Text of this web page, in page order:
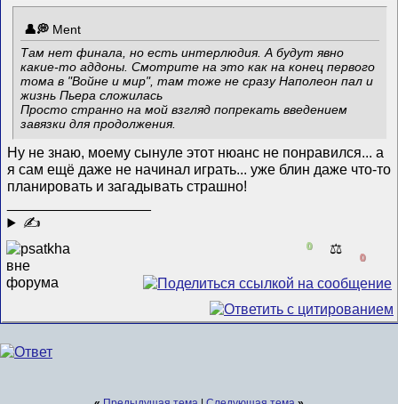
Ment
Там нет финала, но есть интерлюдия. А будут явно
какие-то аддоны. Смотрите на это как на конец первого
тома в "Войне и мир", там тоже не сразу Наполеон пал и
жизнь Пьера сложилась
Просто странно на мой взгляд попрекать введением
завязки для продолжения.
Ну не знаю, моему сынуле этот нюанс не понравился... а
я сам ещё даже не начинал играть... уже блин даже что-то
планировать и загадывать страшно!
✍
0 ⚖️
0